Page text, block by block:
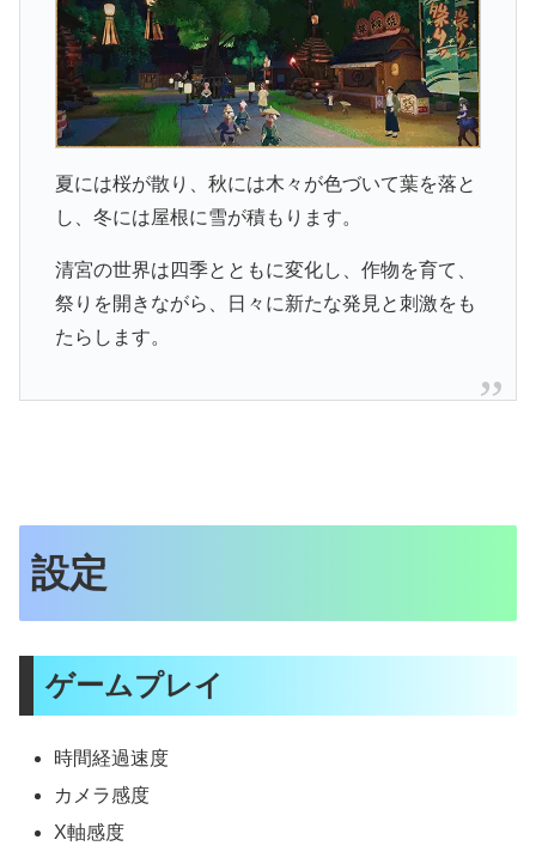
夏には桜が散り、秋には木々が色づいて葉を落と
し、冬には屋根に雪が積もります。
清宮の世界は四季とともに変化し、作物を育て、
祭りを開きながら、日々に新たな発見と刺激をも
たらします。
設定
ゲームプレイ
時間経過速度
カメラ感度
X軸感度